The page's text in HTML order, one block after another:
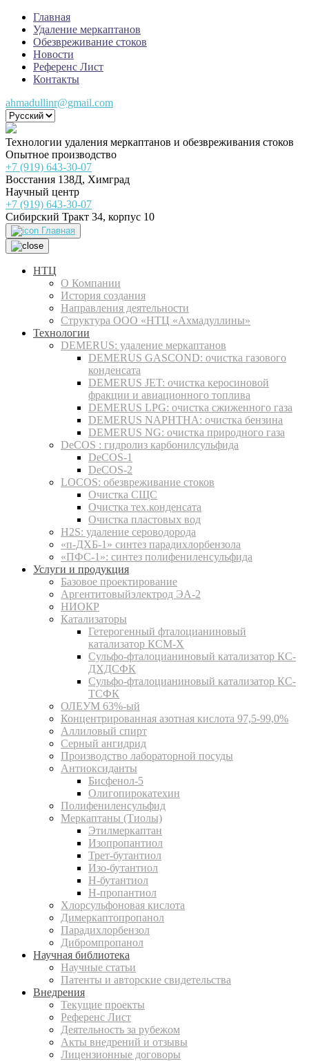
Главная
Удаление меркаптанов
Обезвреживание стоков
Новости
Референс Лист
Контакты
ahmadullinr@gmail.com
Технологии удаления меркаптанов и обезвреживания стоков
Опытное производство
+7 (919) 643-30-07
Восстания 138Д, Химград
Научный центр
+7 (919) 643-30-07
Сибирский Тракт 34, корпус 10
Главная
НТЦ
О Компании
История создания
Направления деятельности
Структура ООО «НТЦ «Ахмадуллины»
Технологии
DEMERUS: удаление меркаптанов
DEMERUS GASCOND: очистка газового
конденсата
DEMERUS JET: очистка керосиновой
фракции и авиационного топлива
DEMERUS LPG: очистка сжиженного газа
DEMERUS NAPHTHA: очистка бензина
DEMERUS NG: очистка природного газа
DeCOS : гидролиз карбонилсульфида
DeCOS-1
DeCOS-2
LOCOS: обезвреживание стоков
Очистка СЩС
Очистка тех.конденсата
Очистка пластовых вод
H2S: удаление сероводорода
«п-ДХБ-1» синтез парадихлорбензола
«ПФС-1»: синтез полифениленсульфида
Услуги и продукция
Базовое проектирование
Аргентитовыйэлектрод ЭА-2
НИОКР
Катализаторы
Гетерогенный фталоцианиновый
катализатор КСМ-Х
Сульфо-фталоцианиновый катализатор КС-
ДХДСФК
Сульфо-фталоцианиновый катализатор КС-
ТСФК
ОЛЕУМ 63%-ый
Концентрированная азотная кислота 97,5-99,0%
Аллиловый спирт
Серный ангидрид
Производство лабораторной посуды
Антиоксиданты
Бисфенол-5
Олигопирокатехин
Полифениленсульфид
Меркаптаны (Тиолы)
Этилмеркаптан
Изопропантиол
Трет-бутантиол
Изо-бутантиол
Н-бутантиол
Н-пропантиол
Хлорсульфоновая кислота
Димеркаптопропанол
Парадихлорбензол
Дибромпропанол
Научная библиотека
Научные статьи
Патенты и авторские свидетельства
Внедрения
Текущие проекты
Референс Лист
Деятельность за рубежом
Акты внедрений и отзывы
Лицензионные договоры